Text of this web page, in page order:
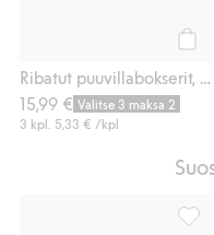
15,99 € Valitse 3 maksa 2
3 kpl. 5,33 € /kpl